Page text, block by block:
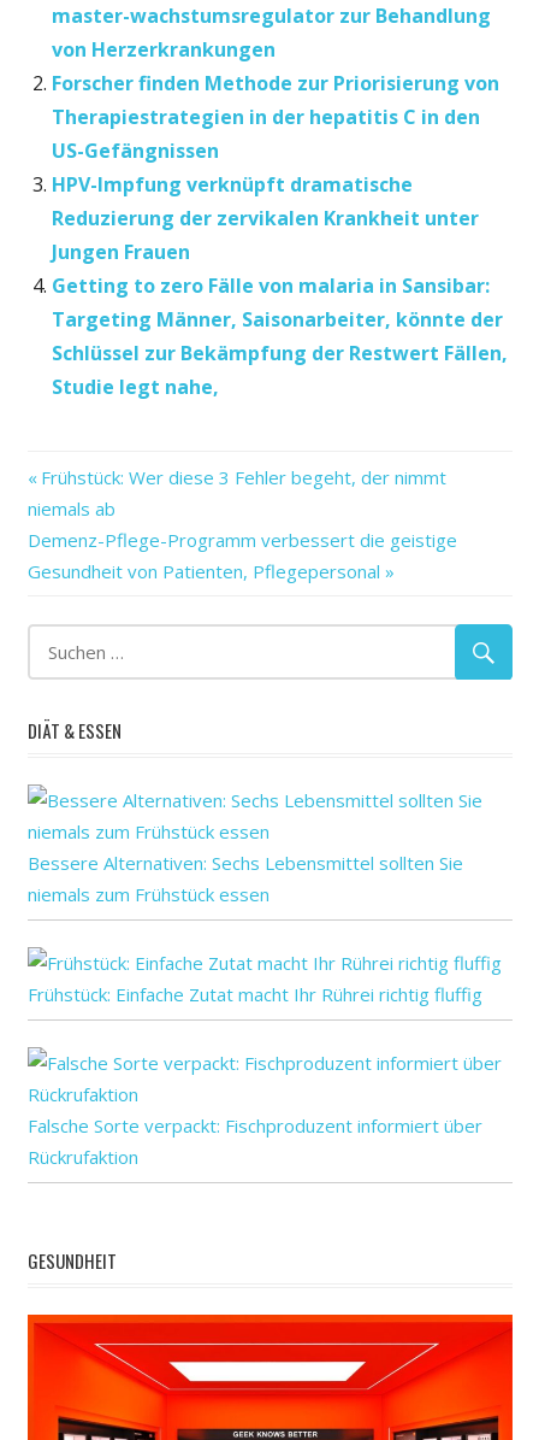
master-wachstumsregulator zur Behandlung
von Herzerkrankungen
Forscher finden Methode zur Priorisierung von
Therapiestrategien in der hepatitis C in den
US-Gefängnissen
HPV-Impfung verknüpft dramatische
Reduzierung der zervikalen Krankheit unter
Jungen Frauen
Getting to zero Fälle von malaria in Sansibar:
Targeting Männer, Saisonarbeiter, könnte der
Schlüssel zur Bekämpfung der Restwert Fällen,
Studie legt nahe,
geschlechtsspezifischen
Gewalt
unter
Wie
Beitragsnavigation
Vorheriger
Beitrag:
Frühstück: Wer diese 3 Fehler begeht, der nimmt
niemals ab
Nächster
Beitrag:
Demenz-Pflege-Programm verbessert die geistige
Gesundheit von Patienten, Pflegepersonal
DIÄT & ESSEN
Bessere Alternativen: Sechs Lebensmittel sollten Sie
niemals zum Frühstück essen
Frühstück: Einfache Zutat macht Ihr Rührei richtig fluffig
Falsche Sorte verpackt: Fischproduzent informiert über
Rückrufaktion
GESUNDHEIT